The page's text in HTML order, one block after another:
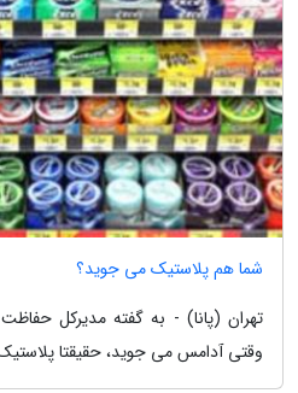
شما هم پلاستیک می جوید؟
تهران (پانا) - به گفته مدیرکل
وقتی آدامس می جوید، حقیقتا